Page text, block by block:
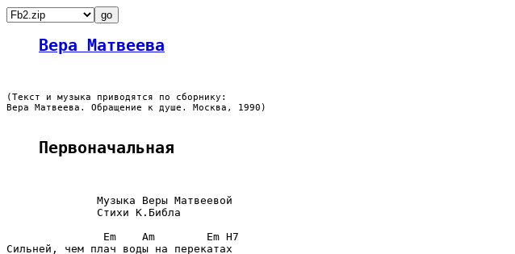
Вера Матвеева
(Текст и музыка приводятся по сборнику:
Вера Матвеева. Обращение к душе. Москва, 1990)
Первоначальная
              Музыка Веры Матвеевой
              Стихи К.Библа
               Em    Am        Em H7
Сильней, чем плач воды на перекатах